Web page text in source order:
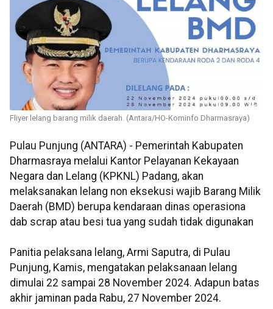
Fliyer lelang barang milik daerah. (Antara/HO-Kominfo Dharmasraya)
Pulau Punjung (ANTARA) - Pemerintah Kabupaten
Dharmasraya melalui Kantor Pelayanan Kekayaan
Negara dan Lelang (KPKNL) Padang, akan
melaksanakan lelang non eksekusi wajib Barang Milik
Daerah (BMD) berupa kendaraan dinas operasiona
dab scrap atau besi tua yang sudah tidak digunakan
Panitia pelaksana lelang, Armi Saputra, di Pulau
Punjung, Kamis, mengatakan pelaksanaan lelang
dimulai 22 sampai 28 November 2024. Adapun batas
akhir jaminan pada Rabu, 27 November 2024.